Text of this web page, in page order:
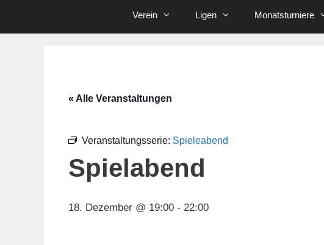
Verein Ligen Monatsturniere
« Alle Veranstaltungen
Veranstaltungsserie: Spieleabend
Spielabend
18. Dezember @ 19:00 - 22:00